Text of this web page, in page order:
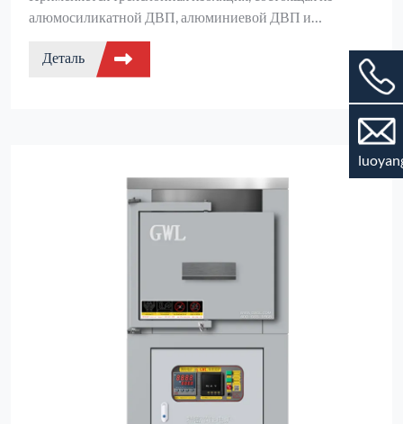
алюмосиликатной ДВП, алюминиевой ДВП и
алюминиевой (поликристаллической) ДВП.
Деталь